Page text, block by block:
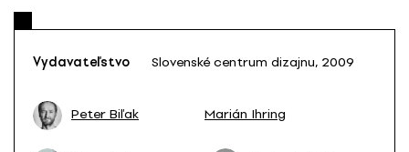
Vydavateľstvo Slovenské centrum dizajnu, 2009
Peter Biľak Marián Ihring